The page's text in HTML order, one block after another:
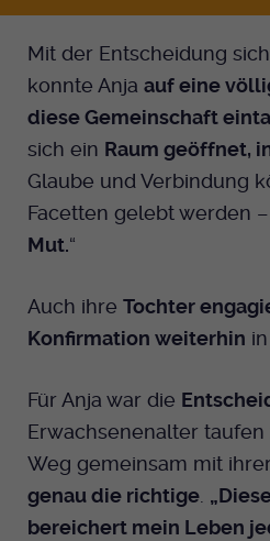
Mit der Entscheidung
konnte Anja auf eine
diese Gemeinschaft
sich ein Raum geöffnet,
Glaube und Verbindung
Facetten gelebt werden –
Mut.“
Auch ihre Tochter
Konfirmation weiterhin
Für Anja war die
Erwachsenenalter
Weg gemeinsam mit
genau die richtige
bereichert mein Leben